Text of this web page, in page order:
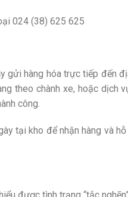
024 (38) 625 625
gửi hàng hóa trực tiếp đến
theo chành xe, hoặc
công.
tại kho để nhận hàng và